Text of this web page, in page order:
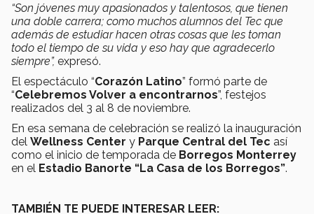
“Son jóvenes muy apasionados y talentosos, que tienen
una doble carrera; como muchos alumnos del Tec que
además de estudiar hacen otras cosas que les toman
todo el tiempo de su vida y eso hay que agradecerlo
siempre”, expresó.
El espectáculo “Corazón Latino” formó parte de
“Celebremos Volver a encontrarnos”, festejos
realizados del 3 al 8 de noviembre.
En esa semana de celebración se realizó la inauguración
del Wellness Center y Parque Central del Tec así
como el inicio de temporada de Borregos Monterrey
en el Estadio Banorte “La Casa de los Borregos”.
TAMBIÉN TE PUEDE INTERESAR LEER: